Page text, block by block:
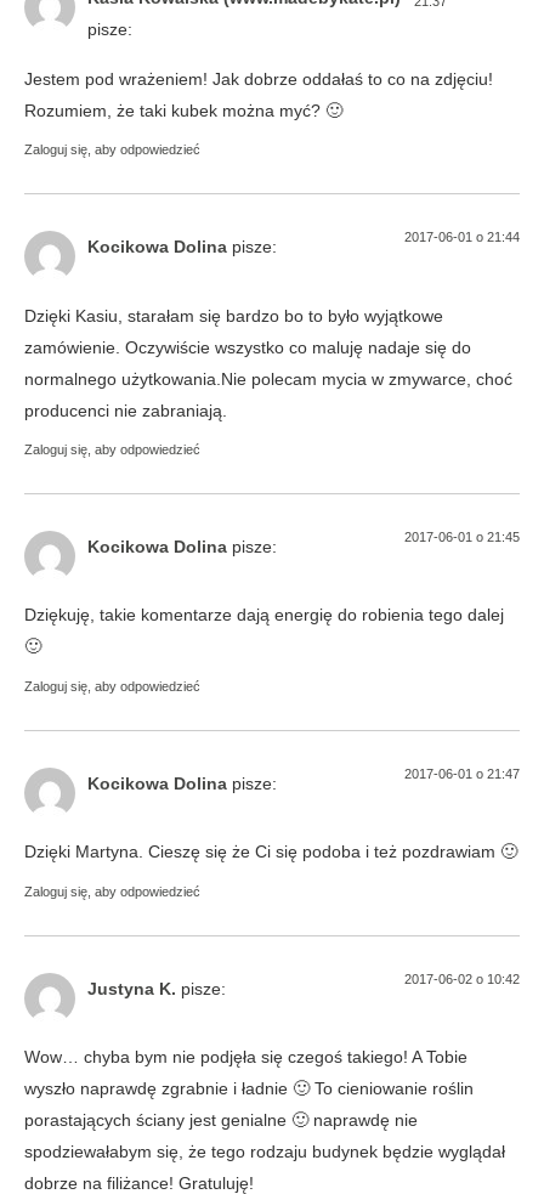
pisze:
Jestem pod wrażeniem! Jak dobrze oddałaś to co na zdjęciu!
Rozumiem, że taki kubek można myć? 🙂
Zaloguj się, aby odpowiedzieć
Kocikowa Dolina pisze: 2017-06-01 o 21:44
Dzięki Kasiu, starałam się bardzo bo to było wyjątkowe
zamówienie. Oczywiście wszystko co maluję nadaje się do
normalnego użytkowania.Nie polecam mycia w zmywarce, choć
producenci nie zabraniają.
Zaloguj się, aby odpowiedzieć
Kocikowa Dolina pisze: 2017-06-01 o 21:45
Dziękuję, takie komentarze dają energię do robienia tego dalej
🙂
Zaloguj się, aby odpowiedzieć
Kocikowa Dolina pisze: 2017-06-01 o 21:47
Dzięki Martyna. Cieszę się że Ci się podoba i też pozdrawiam 🙂
Zaloguj się, aby odpowiedzieć
Justyna K. pisze: 2017-06-02 o 10:42
Wow… chyba bym nie podjęła się czegoś takiego! A Tobie
wyszło naprawdę zgrabnie i ładnie 🙂 To cieniowanie roślin
porastających ściany jest genialne 🙂 naprawdę nie
spodziewałabym się, że tego rodzaju budynek będzie wyglądał
dobrze na filiżance! Gratuluję!